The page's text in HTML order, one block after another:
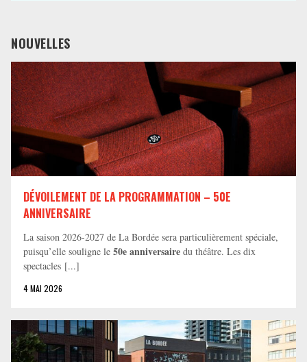
NOUVELLES
DÉVOILEMENT DE LA PROGRAMMATION – 50E
ANNIVERSAIRE
La saison 2026-2027 de La Bordée sera particulièrement spéciale,
puisqu’elle souligne le 50e anniversaire du théâtre. Les dix
spectacles [...]
4 MAI 2026